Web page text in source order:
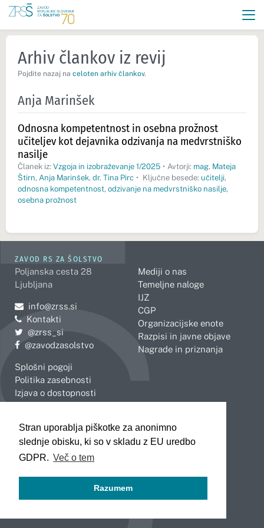
Stran uporablja piškotke za anonimno
slednje obisku, ki so v skladu z EU uredbo
GDPR. Več o tem
Razumem
Arhiv člankov iz revij
Pojdite nazaj na celoten arhiv člankov.
Anja Marinšek
Odnosna kompetentnost in osebna prožnost
učiteljev kot dejavnika odzivanja na medvrstniško
nasilje
Članek iz: Vzgoja in izobraževanje 1/2025 • Avtorji: mag. Mateja
Štirn, Anja Marinšek, dr. Tina Pirc • Ključne besede: učitelji,
odnosna kompetentnost, odzivanje na medvrstniško nasilje,
osebna prožnost
ZAVOD RS ZA ŠOLSTVO
Poljanska cesta 28
Ljubljana
Pošljite e-mail na
info@zrss.si
Kontakti
Pojdite na Twitter:
@zrss_si
Pojdite na Facebook:
@zavodzasolstvo
Splošni pogoji
Politika zasebnosti
Izjava o dostopnosti
Mediji o nas
Temeljne naloge
IJZ
CGP
Organizacijske enote
Razpisi in javne objave
Nagrade in priznanja
Celje
Koper
Kranj
Novo mesto
Slovenj Gradec